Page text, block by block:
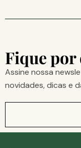
Fique
Assine nossa
novidades, dicas e